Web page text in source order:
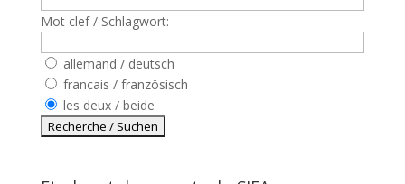
Mot clef / Schlagwort:
allemand / deutsch
francais / französisch
les deux / beide